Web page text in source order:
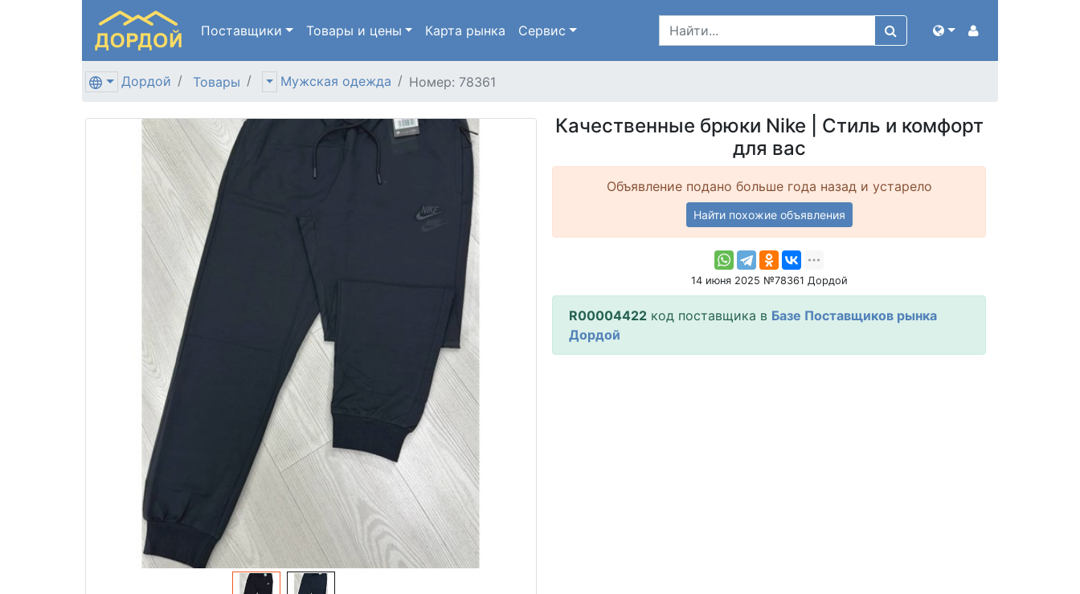
Поставщики Товары и цены Карта рынка Сервис
Дордой Товары Мужская одежда Номер: 78361
Качественные брюки Nike | Стиль и комфорт
для вас
Объявление подано больше года назад и устарело
Найти похожие объявления
14 июня 2025 №78361 Дордой
R00004422 код поставщика в Базе Поставщиков рынка
Дордой